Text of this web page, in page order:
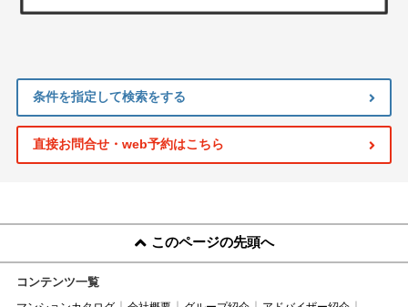
条件を指定して検索をする
直接お問合せ・web予約はこちら
このページの先頭へ
コンテンツ一覧